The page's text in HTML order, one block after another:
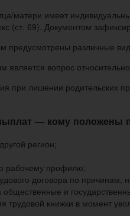
матери имеет
(ст. 69). Документом
предусмотрены различные
является вопрос
при лишении родительских
— кому положены
регион;
рабочему профилю;
договора по причинам,
общественные и
трудовой книжки в момент